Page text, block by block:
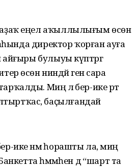
аҙаҡ еңел аҡыллылығым өсөн
директор ҡорған ауға
айғыры булыуы күптәргә
өсөн ниндәй генә сара
Миңә лә бер-ике рәт
баҫылғандай
ике нәмә һорашты ла, миңә
һәммәһен дә “шарт та